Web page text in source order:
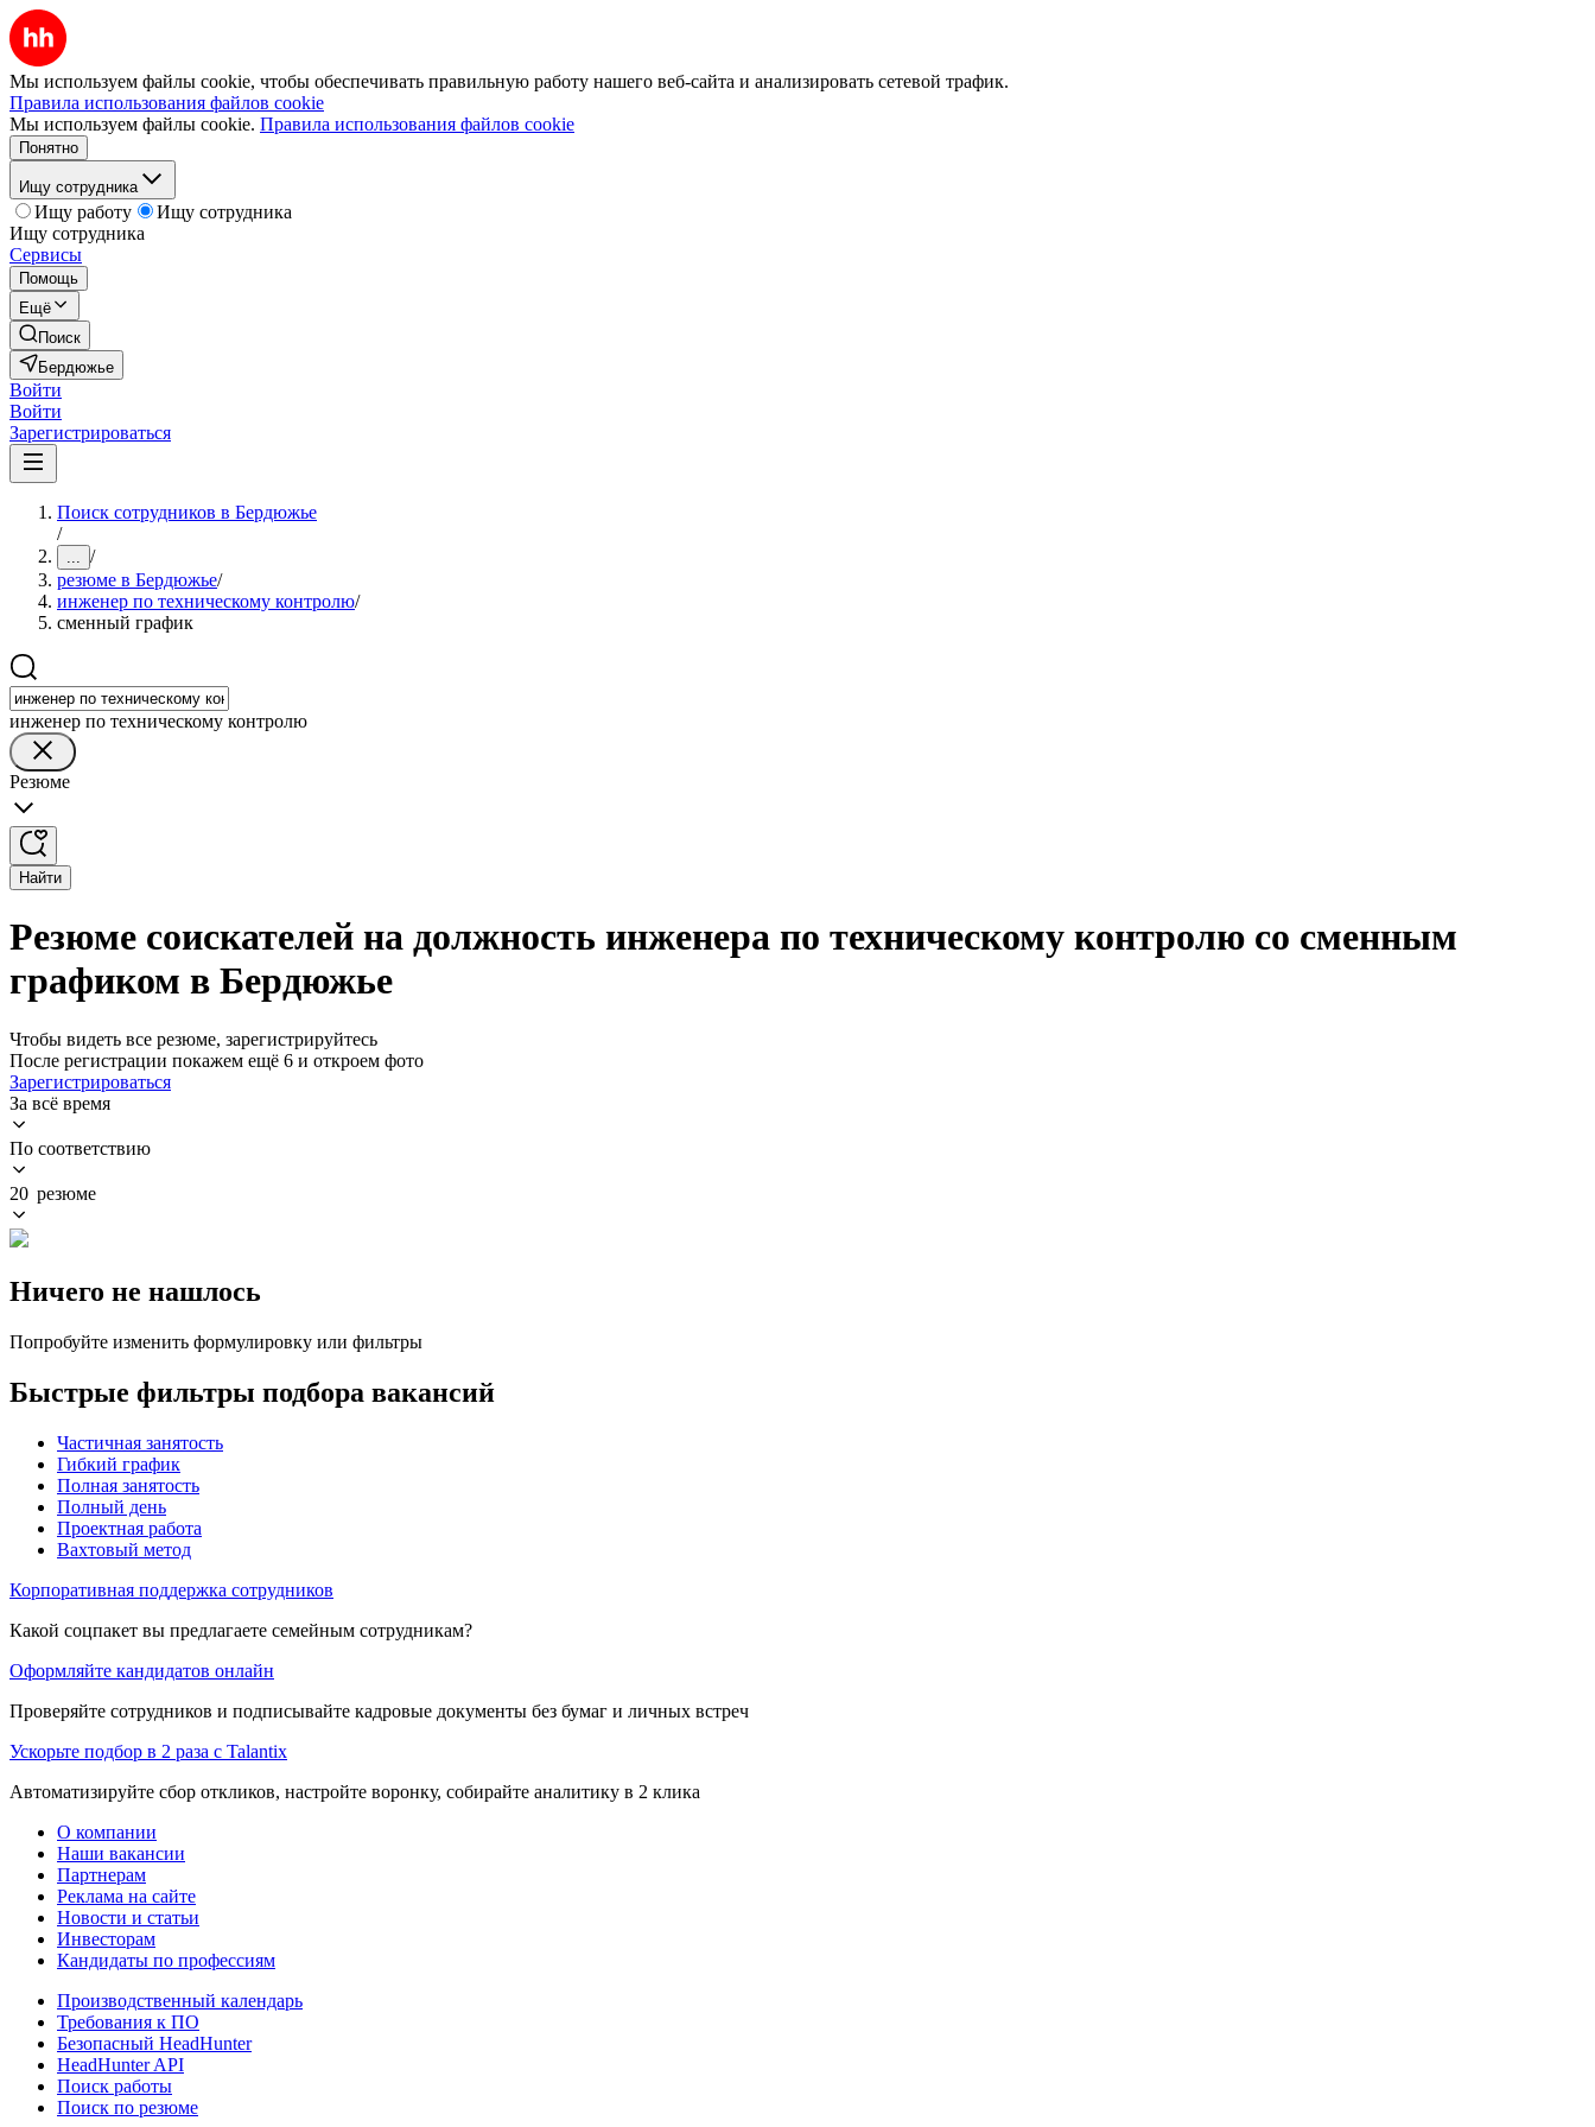
Мы используем файлы cookie, чтобы обеспечивать правильную работу нашего веб-сайта и анализировать сетевой трафик.
Правила использования файлов cookie
Мы используем файлы cookie. Правила использования файлов cookie
Понятно
Ищу сотрудника
Ищу работу
Ищу сотрудника
Ищу сотрудника
Сервисы
Помощь
Ещё
Поиск
Бердюжье
Войти
Войти
Зарегистрироваться
Поиск сотрудников в Бердюжье
/
... /
резюме в Бердюжье/
инженер по техническому контролю/
сменный график
инженер по техническому контролю
Резюме
Найти
Резюме соискателей на должность инженера по техническому контролю со сменным
графиком в Бердюжье
Чтобы видеть все резюме, зарегистрируйтесь
После регистрации покажем ещё 6 и откроем фото
Зарегистрироваться
За всё время
По соответствию
20 резюме
Ничего не нашлось
Попробуйте изменить формулировку или фильтры
Быстрые фильтры подбора вакансий
Частичная занятость
Гибкий график
Полная занятость
Полный день
Проектная работа
Вахтовый метод
Корпоративная поддержка сотрудников
Какой соцпакет вы предлагаете семейным сотрудникам?
Оформляйте кандидатов онлайн
Проверяйте сотрудников и подписывайте кадровые документы без бумаг и личных встреч
Ускорьте подбор в 2 раза с Talantix
Автоматизируйте сбор откликов, настройте воронку, собирайте аналитику в 2 клика
О компании
Наши вакансии
Партнерам
Реклама на сайте
Новости и статьи
Инвесторам
Кандидаты по профессиям
Производственный календарь
Требования к ПО
Безопасный HeadHunter
HeadHunter API
Поиск работы
Поиск по резюме